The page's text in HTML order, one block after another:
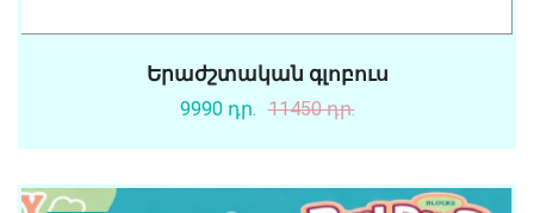
Երաժշտական գլոբուս
9990 դր. 11450 դր.